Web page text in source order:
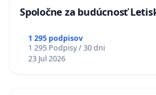
Spoločne za budúcnosť
1 295 podpisov
1 295 Podpisy / 30 dni
23 Jul 2026